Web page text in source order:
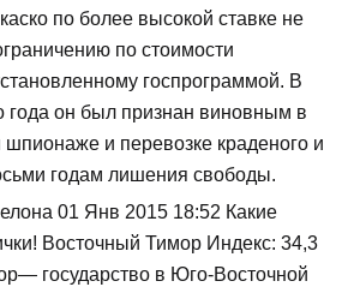
по более высокой ставке не
по стоимости
госпрограммой. В
года он был признан виновным в
и перевозке краденого и
годам лишения свободы.
01 Янв 2015 18:52 Какие
Восточный Тимор Индекс: 34,3
государство в Юго-Восточной